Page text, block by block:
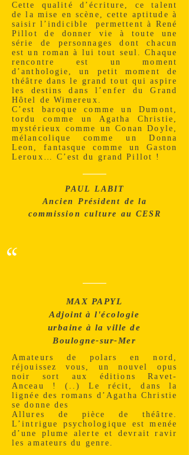
MAX PAPYL
Adjoint à l'écologie
urbaine à la ville de
Boulogne-sur-Mer
Amateurs de polars en nord,
réjouissez vous, un nouvel opus
noir sort aux éditions Ravet-
Anceau ! (..) Le récit, dans la
lignée des romans d’Agatha Christie
se donne des
Allures de pièce de théâtre.
L’intrigue psychologique est menée
d’une plume alerte et devrait ravir
les amateurs du genre.
Cette qualité d’écriture, ce talent
de la mise en scène, cette aptitude à
saisir l’indicible permettent à René
Pillot de donner vie à toute une
série de personnages dont chacun
est un roman à lui tout seul. Chaque
rencontre est un moment
d’anthologie, un petit moment de
théâtre dans le grand tout qui aspire
les destins dans l’enfer du Grand
Hôtel de Wimereux.
C’est baroque comme un Dumont,
tordu comme un Agatha Christie,
mystérieux comme un Conan Doyle,
mélancolique comme un Donna
Leon, fantasque comme un Gaston
Leroux… C’est du grand Pillot !
PAUL LABIT
Ancien Président de la
commission culture au CESR
“